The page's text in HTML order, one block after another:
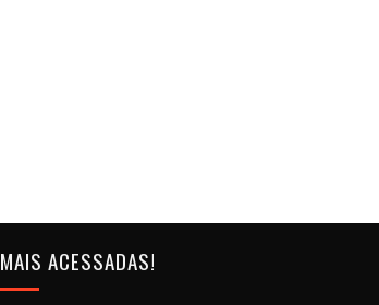
MAIS ACESSADAS!